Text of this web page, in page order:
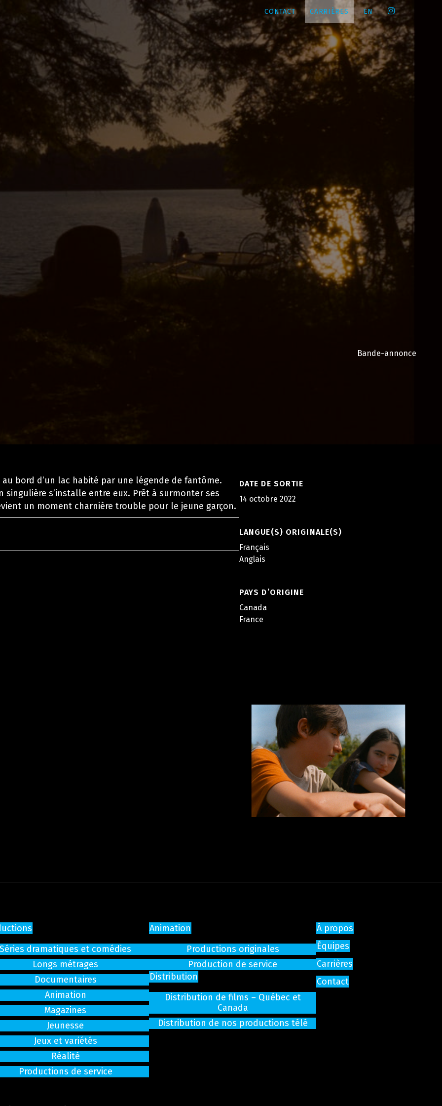
CONTACT CARRIÈRES EN
Bande-annonce
bord d’un lac habité par une légende de fantôme.
s’installe entre eux. Prêt à surmonter ses
un moment charnière trouble pour le jeune garçon.
DATE DE SORTIE
14 octobre 2022
LANGUE(S) ORIGINALE(S)
Français
Anglais
PAYS D’ORIGINE
Canada
France
Séries dramatiques et comédies
Longs métrages
Documentaires
Animation
Magazines
Jeunesse
Jeux et variétés
Réalité
Productions de service
Animation
Productions originales
Production de service
Distribution
Distribution de films – Québec et
Canada
Distribution de nos productions télé
À propos
Équipes
Carrières
Contact